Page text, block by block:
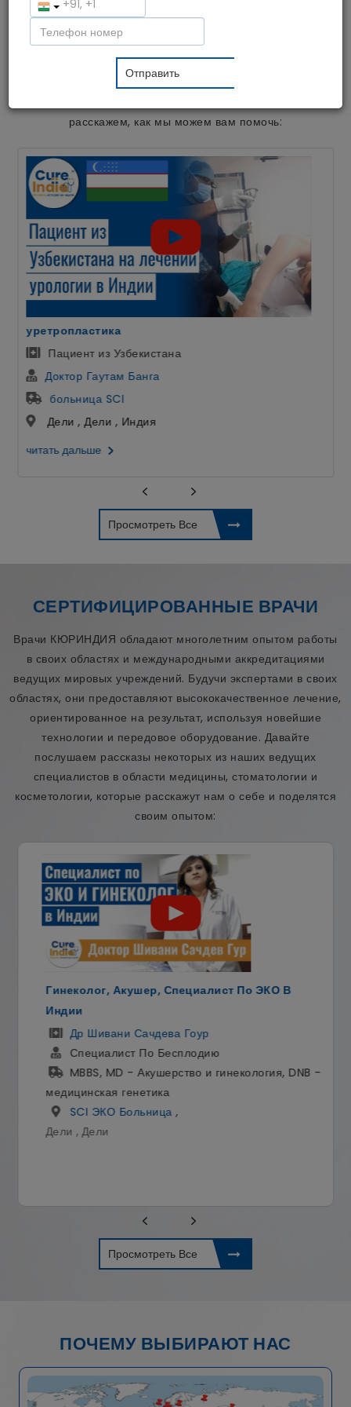
медицинское обслуживание доступным и недорогим для
пациентов со всего мира. На сегодняшний день мы
помогли тысячам пациентов из более чем 55 стран
получить специализированное лечение в Индии и
восстановить силы в спокойной атмосфере. Давайте
расскажем, как мы можем вам помочь:
уретропластика
Пациент из Узбекистана
Доктор Гаутам Банга
больница SCI
Дели , Дели , Индия
читать дальше
Просмотреть Все
СЕРТИФИЦИРОВАННЫЕ ВРАЧИ
Врачи КЮРИНДИЯ обладают многолетним опытом работы
в своих областях и международными аккредитациями
ведущих мировых учреждений. Будучи экспертами в своих
областях, они предоставляют высококачественное лечение,
ориентированное на результат, используя новейшие
технологии и передовое оборудование. Давайте
послушаем рассказы некоторых из наших ведущих
специалистов в области медицины, стоматологии и
косметологии, которые расскажут нам о себе и поделятся
своим опытом:
Гинеколог, Акушер, Специалист По ЭКО В
Индии
Др Шивани Сачдева Гоур
Специалист По Бесплодию
MBBS, MD - Акушерство и гинекология, DNB -
медицинская генетика
SCI ЭКО Больница,
Дели , Дели
Просмотреть Все
ПОЧЕМУ ВЫБИРАЮТ НАС